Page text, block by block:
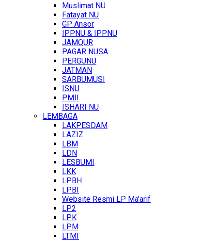
Muslimat NU
Fatayat NU
GP Ansor
IPPNU & IPPNU
JAMQUR
PAGAR NUSA
PERGUNU
JATMAN
SARBUMUSI
ISNU
PMII
ISHARI NU
LEMBAGA
LAKPESDAM
LAZIZ
LBM
LDN
LESBUMI
LKK
LPBH
LPBI
Website Resmi LP Ma’arif
LP2
LPK
LPM
LTMI